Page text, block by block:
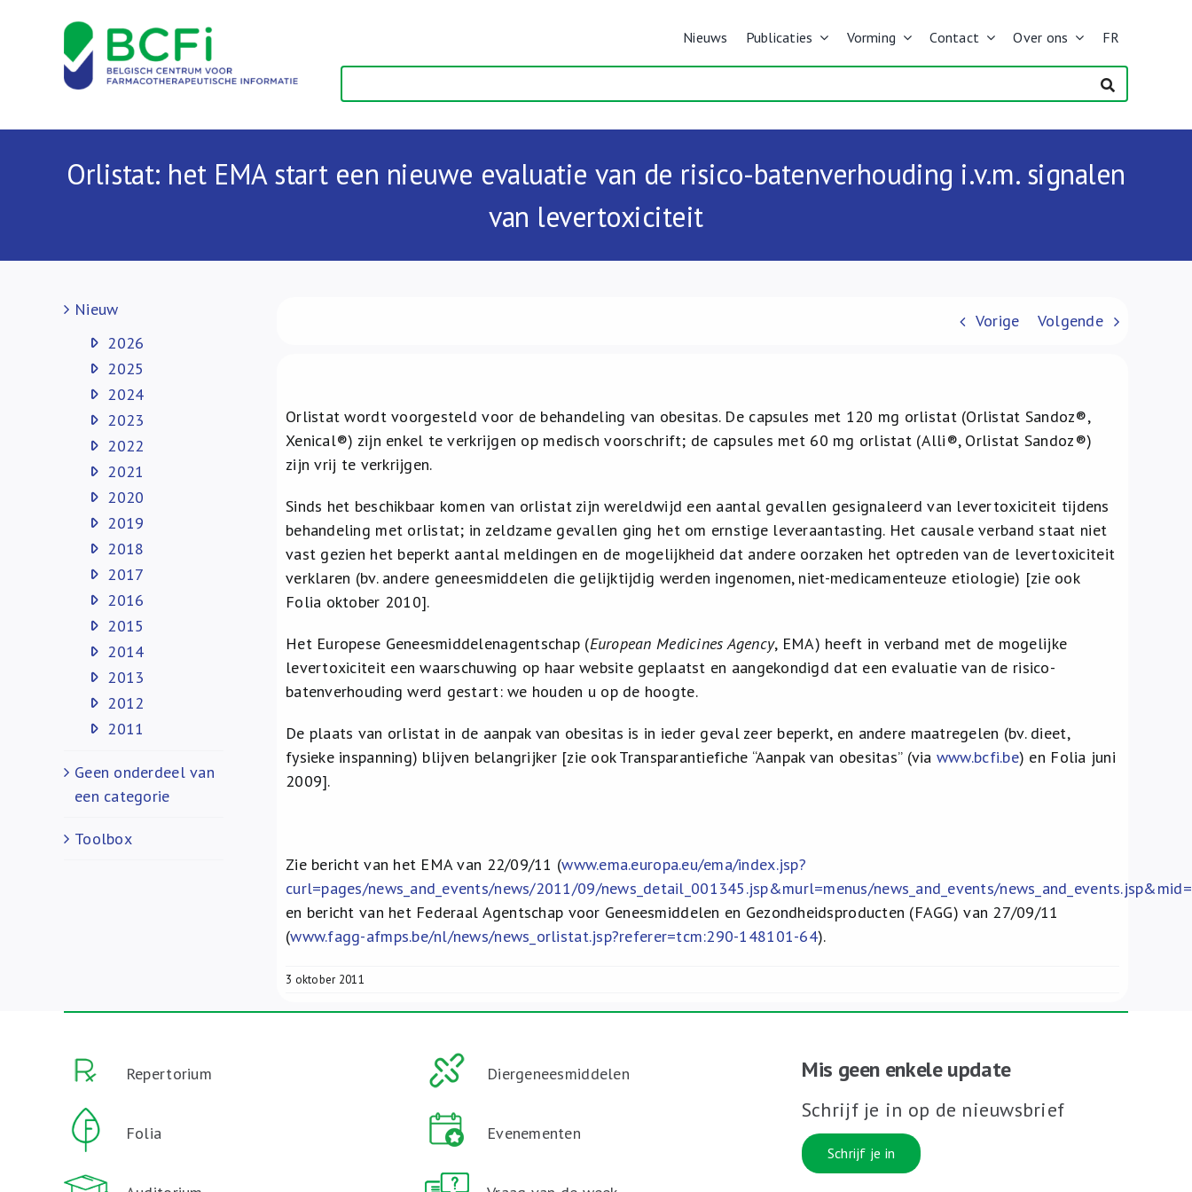
Nieuws Publicaties Vorming Contact Over ons FR
Orlistat: het EMA start een nieuwe evaluatie van de risico-batenverhouding i.v.m. signalen
van levertoxiciteit
Vorige Volgende
Orlistat wordt voorgesteld voor de behandeling van obesitas. De capsules met 120 mg orlistat (Orlistat Sandoz®,
Xenical®) zijn enkel te verkrijgen op medisch voorschrift; de capsules met 60 mg orlistat (Alli®, Orlistat Sandoz®)
zijn vrij te verkrijgen.
Sinds het beschikbaar komen van orlistat zijn wereldwijd een aantal gevallen gesignaleerd van levertoxiciteit tijdens
behandeling met orlistat; in zeldzame gevallen ging het om ernstige leveraantasting. Het causale verband staat niet
vast gezien het beperkt aantal meldingen en de mogelijkheid dat andere oorzaken het optreden van de levertoxiciteit
verklaren (bv. andere geneesmiddelen die gelijktijdig werden ingenomen, niet-medicamenteuze etiologie) [zie ook
Folia oktober 2010].
Het Europese Geneesmiddelenagentschap (European Medicines Agency, EMA) heeft in verband met de mogelijke
levertoxiciteit een waarschuwing op haar website geplaatst en aangekondigd dat een evaluatie van de risico-
batenverhouding werd gestart: we houden u op de hoogte.
De plaats van orlistat in de aanpak van obesitas is in ieder geval zeer beperkt, en andere maatregelen (bv. dieet,
fysieke inspanning) blijven belangrijker [zie ook Transparantiefiche “Aanpak van obesitas” (via www.bcfi.be) en Folia juni
2009].
Zie bericht van het EMA van 22/09/11 (www.ema.europa.eu/ema/index.jsp?
curl=pages/news_and_events/news/2011/09/news_detail_001345.jsp&murl=menus/news_and_events/
en bericht van het Federaal Agentschap voor Geneesmiddelen en Gezondheidsproducten (FAGG) van 27/09/11
(www.fagg-afmps.be/nl/news/news_orlistat.jsp?referer=tcm:290-148101-64).
3 oktober 2011
Nieuw
2026
2025
2024
2023
2022
2021
2020
2019
2018
2017
2016
2015
2014
2013
2012
2011
Geen onderdeel van
een categorie
Toolbox
Repertorium Diergeneesmiddelen
Folia Evenementen
Mis geen enkele update
Schrijf je in op de nieuwsbrief
Schrijf je in